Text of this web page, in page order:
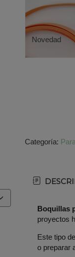
Novedad
Categoría:
Boquillas
proyectos
Este tipo
o preparar